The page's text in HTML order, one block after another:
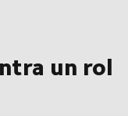
un rol